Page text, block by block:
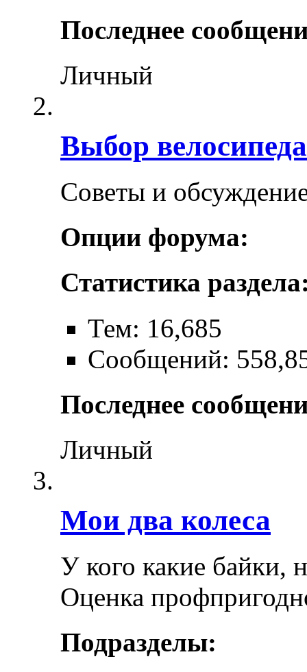
Последнее
Личный
Выбор велосипеда
Советы и
Опции форума:
Статистика
Тем: 16,685
Сообщений:
Последнее
Личный
Мои два колеса
У кого какие байки,
Оценка
Подразделы: